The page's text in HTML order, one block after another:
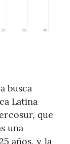
busca
Latina
que
una
años, y la